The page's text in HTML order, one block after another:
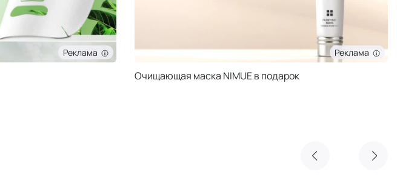
Реклама Реклама
Очищающая маска NIMUE в подарок